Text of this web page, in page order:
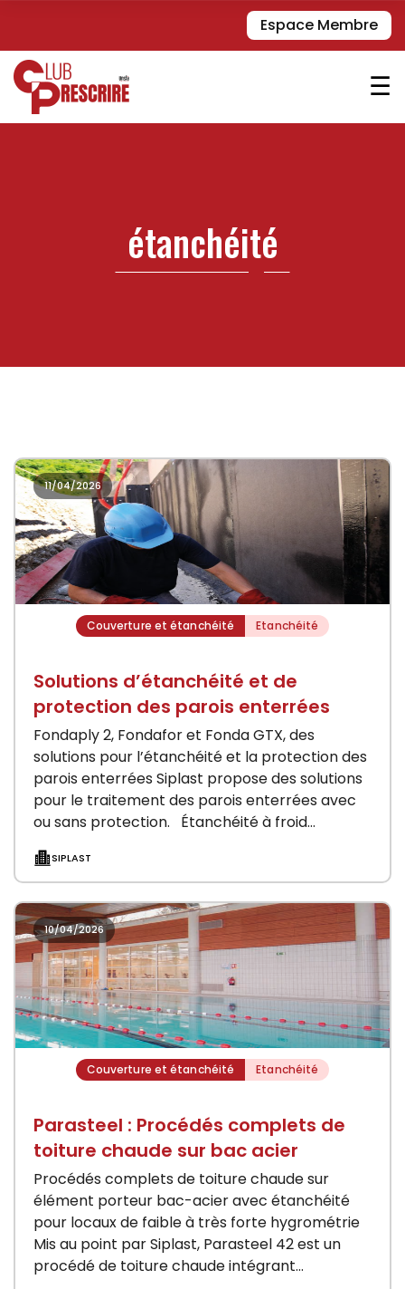
Espace Membre
☰
étanchéité
11/04/2026
Couverture et étanchéité Etanchéité
Solutions d’étanchéité et de
protection des parois enterrées
Fondaply 2, Fondafor et Fonda GTX, des
solutions pour l’étanchéité et la protection des
parois enterrées Siplast propose des solutions
pour le traitement des parois enterrées avec
ou sans protection. Étanchéité à froid
SIPLAST
10/04/2026
Couverture et étanchéité Etanchéité
Parasteel : Procédés complets de
toiture chaude sur bac acier
Procédés complets de toiture chaude sur
élément porteur bac-acier avec étanchéité
pour locaux de faible à très forte hygrométrie
Mis au point par Siplast, Parasteel 42 est un
procédé de toiture chaude intégrant